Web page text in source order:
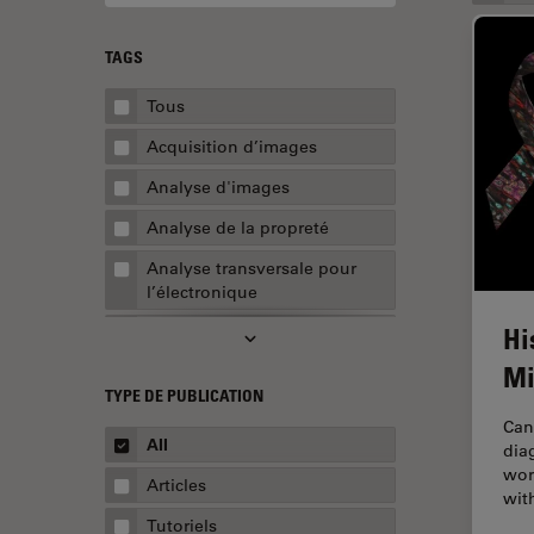
TAGS
Tous
Acquisition d’images
Analyse d'images
Analyse de la propreté
Analyse transversale pour
l’électronique
Contrôle de la qualité
Automobile et aérospatial
Biologie cellulaire
TYPE DE PUBLICATION
All
Articles
Tutoriels